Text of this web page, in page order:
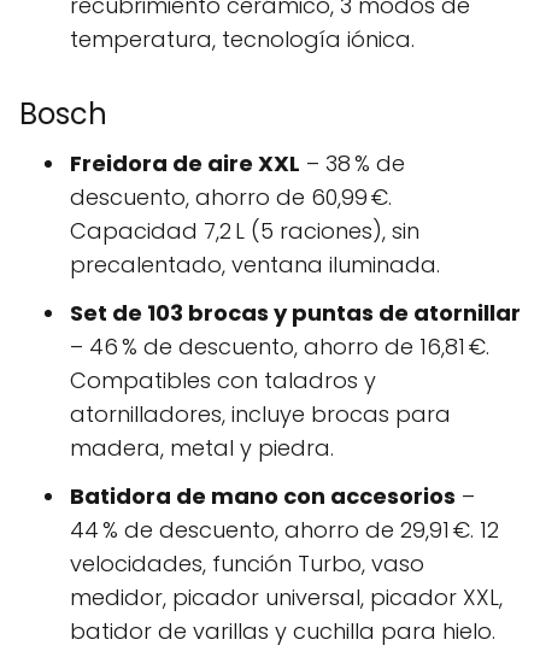
temperatura, tecnología iónica.
Bosch
Freidora de aire XXL – 38 % de
descuento, ahorro de 60,99 €.
Capacidad 7,2 L (5 raciones), sin
precalentado, ventana iluminada.
Set de 103 brocas y puntas de atornillar
– 46 % de descuento, ahorro de 16,81 €.
Compatibles con taladros y
atornilladores, incluye brocas para
madera, metal y piedra.
Batidora de mano con accesorios –
44 % de descuento, ahorro de 29,91 €. 12
velocidades, función Turbo, vaso
medidor, picador universal, picador XXL,
batidor de varillas y cuchilla para hielo.